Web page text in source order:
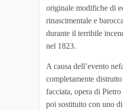
originale modifiche di
rinascimentale e
durante il terribile
nel 1823.
A causa dell’evento
completamente
facciata, opera di
poi sostituito con uno